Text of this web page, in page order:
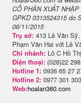
CỔ PHẦN XUẤT
GPKD 0313524315 do
06/11/2015
Trụ sở: 413 Lê Văn
Phạm Văn Hai với Lê
Chi nhánh: Lô C Hồ
Điện thoại: (028)22
Hotline 1: 0936 65 27
Hotline 2: 0977 301
Web:hoalan360.com